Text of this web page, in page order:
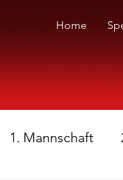
Home
1. Mannschaft